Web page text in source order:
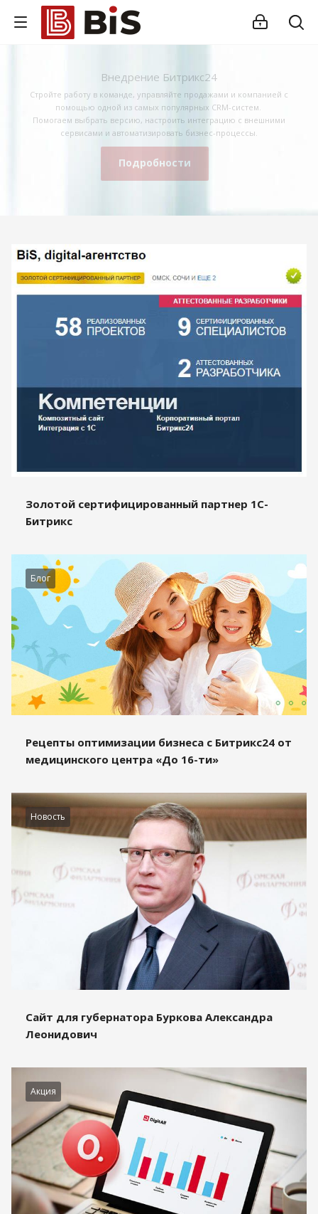
Внедрение Битрикс24
Стройте работу в команде, управляйте продажами и компанией с
помощью одной из самых популярных CRM-систем.
Помогаем выбрать версию, настроить интеграцию с внешними
сервисами и автоматизировать бизнес-процессы.
Подробности
Золотой сертифицированный партнер 1С-
Битрикс
Блог
Рецепты оптимизации бизнеса с Битрикс24 от
медицинского центра «До 16-ти»
Новость
Сайт для губернатора Буркова Александра
Леонидович
Акция